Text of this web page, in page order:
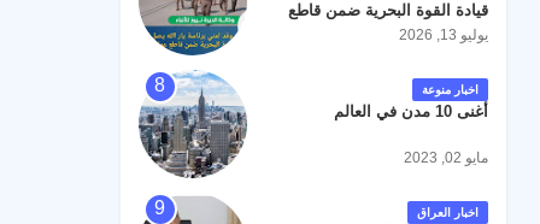
قيادة القوة البحرية ضمن قاطع
عمليات البصرة .
يوليو 13, 2026
اخبار منوعة
أغنى 10 مدن في العالم
مايو 02, 2023
اخبار العراق